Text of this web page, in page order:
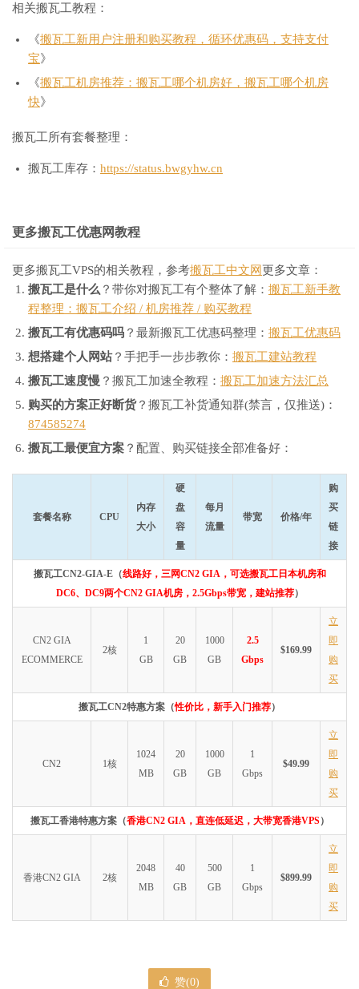
相关搬瓦工教程：
《搬瓦工新用户注册和购买教程，循环优惠码，支持支付
宝》
《搬瓦工机房推荐：搬瓦工哪个机房好，搬瓦工哪个机房
快》
搬瓦工所有套餐整理：
搬瓦工库存： https://status.bwgyhw.cn
更多搬瓦工优惠网教程
更多搬瓦工VPS的相关教程，参考搬瓦工中文网 更多文章：
搬瓦工是什么 ？带你对搬瓦工有个整体了解： 搬瓦工新手教
程整理：搬瓦工介绍 / 机房推荐 / 购买教程
搬瓦工有优惠码吗 ？最新搬瓦工优惠码整理： 搬瓦工优惠码
想搭建个人网站？手把手一步步教你： 搬瓦工建站教程
搬瓦工速度慢 ？搬瓦工加速全教程： 搬瓦工加速方法汇总
购买的方案正好断货？搬瓦工补货通知群(禁言，仅推送)：
874585274
搬瓦工最便宜方案 ？配置、购买链接全部准备好：
套餐名称 CPU
内存
大小
硬
盘
容
量
每月
流量
带宽 价格/年
购
买
链
接
搬瓦工CN2-GIA-E（线路好，三网CN2 GIA，可选搬瓦工日本机房和
DC6、DC9两个CN2 GIA机房，2.5Gbps带宽，建站推荐）
CN2 GIA
ECOMMERCE
2核
1
GB
20
GB
1000
GB
2.5
Gbps
$169.99
立
即
购
买
搬瓦工CN2特惠方案（性价比，新手入门推荐）
CN2 1核
1024
MB
20
GB
1000
GB
1
Gbps
$49.99
立
即
购
买
搬瓦工香港特惠方案（香港CN2 GIA，直连低延迟，大带宽香港VPS）
香港CN2 GIA 2核
2048
MB
40
GB
500
GB
1
Gbps
$899.99
立
即
购
买
赞(0)